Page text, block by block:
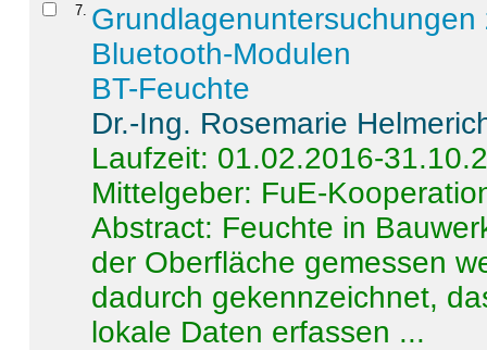
7
Bluetooth-Modulen
BT-Feuchte
Dr.-Ing. Rosemarie
Laufzeit: 01.02.2016-
Mittelgeber: FuE-
Abstract: Feuchte in
der Oberfläche gemessen
dadurch gekennzeichnet,
lokale Daten erfassen ...